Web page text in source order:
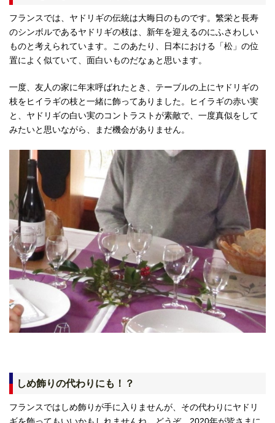
フランスでは、ヤドリギの伝統は大晦日のものです。繁栄と長寿
のシンボルであるヤドリギの枝は、新年を迎えるのにふさわしい
ものと考えられています。このあたり、日本における「松」の位
置によく似ていて、面白いものだなぁと思います。
一度、友人の家に年末呼ばれたとき、テーブルの上にヤドリギの
枝をヒイラギの枝と一緒に飾ってありました。ヒイラギの赤い実
と、ヤドリギの白い実のコントラストが素敵で、一度真似をして
みたいと思いながら、まだ機会がありません。
しめ飾りの代わりにも！？
フランスではしめ飾りが手に入りませんが、その代わりにヤドリ